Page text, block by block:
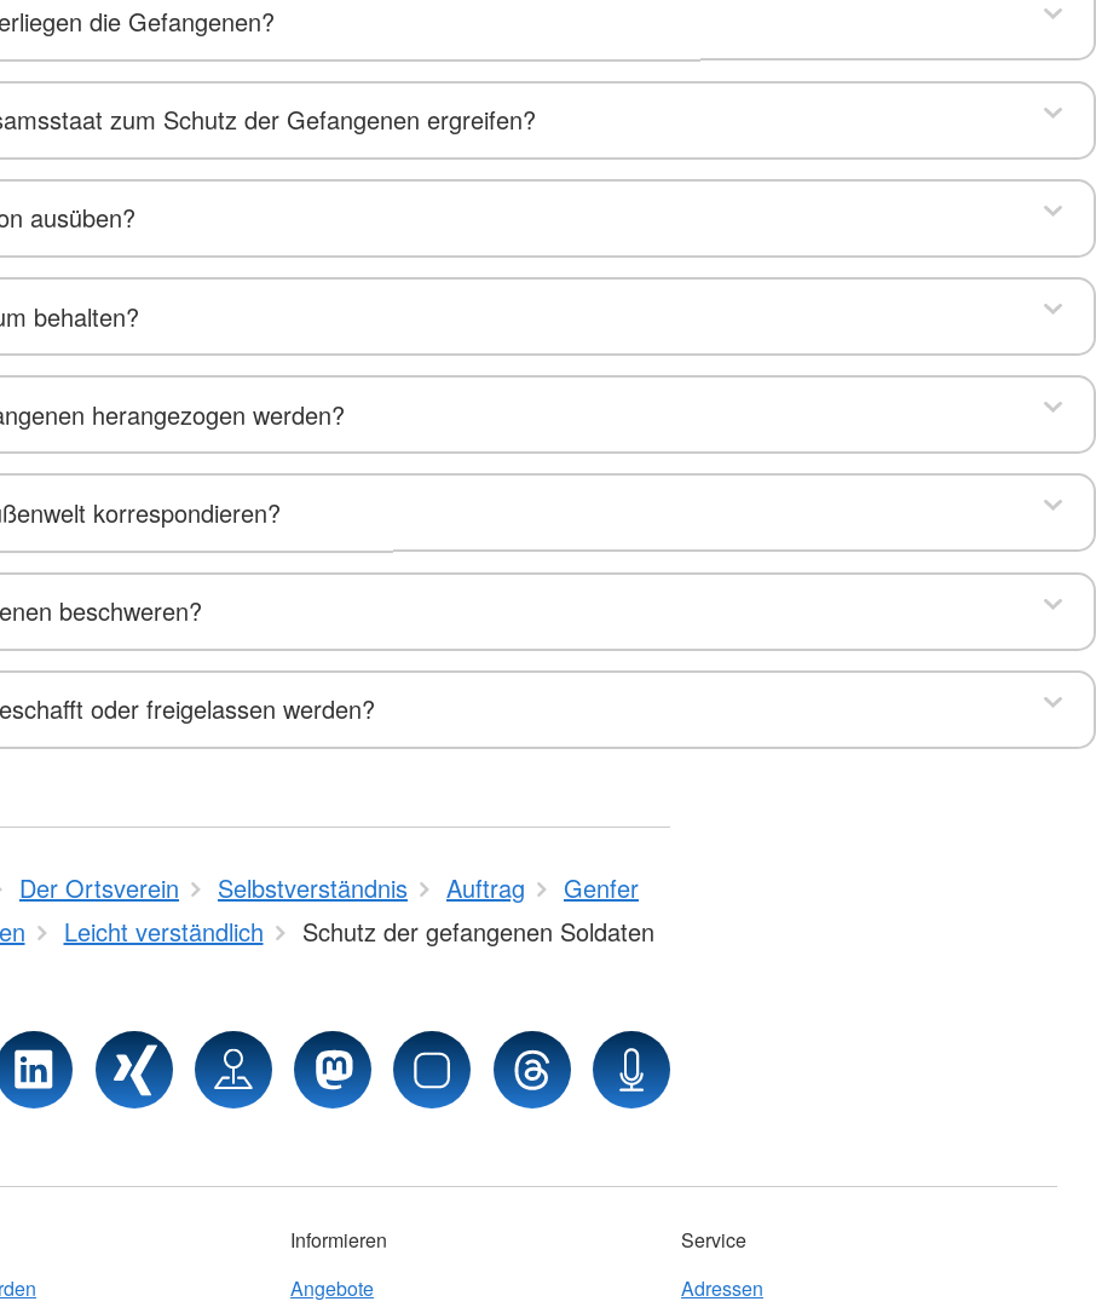
die Gefangenen?
zum Schutz der Gefangenen ergreifen?
ausüben?
behalten?
herangezogen werden?
korrespondieren?
beschweren?
oder freigelassen werden?
Der Ortsverein Selbstverständnis Auftrag
Genfer
Leicht verständlich Schutz der gefangenen Soldaten
Informieren
Angebote
Service
Adressen